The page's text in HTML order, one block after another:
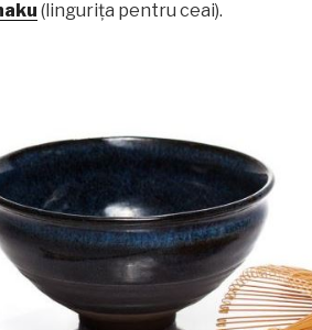
(lingurița pentru ceai).